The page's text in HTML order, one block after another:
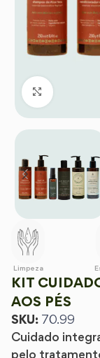
Limpeza
KIT
AOS PÉS
SKU: 70.99
Cuidado